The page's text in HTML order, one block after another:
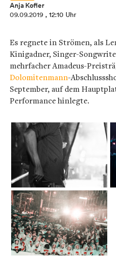
Anja Kofler
09.09.2019 , 12:10 Uhr
Es regnete in Strömen, als
Kinigadner, Singer-
mehrfacher Amadeus-
Dolomitenmann-
September, auf dem
Performance hinlegte.